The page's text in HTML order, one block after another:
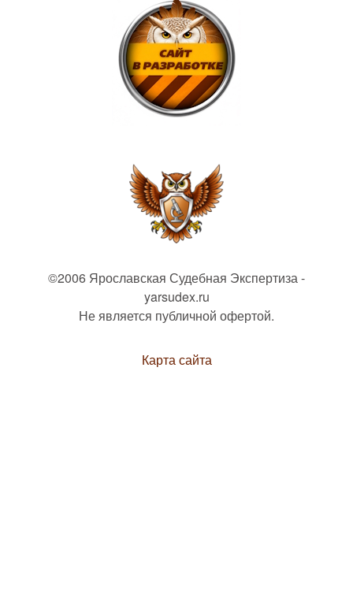
©2006 Ярославская Судебная Экспертиза -
yarsudex.ru
Не является публичной офертой.
Карта сайта